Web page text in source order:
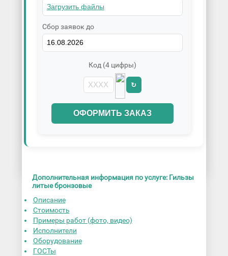
Сбор заявок до
Код (4 цифры)
↻
ОФОРМИТЬ ЗАКАЗ
Дополнительная информация по услуге: Гильзы
литые бронзовые
Описание
Стоимость
Примеры работ (фото, видео)
Исполнители
Оборудование
ГОСТы